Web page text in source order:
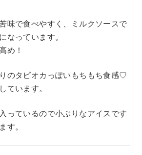
味で食べやすく、ミルクソースで
なっています。
め！
のタピオカっぽいもちもち食感♡
ています。
っているので小ぶりなアイスです
す。